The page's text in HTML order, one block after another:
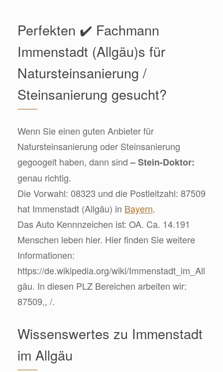
Perfekten ✔️ Fachmann
Immenstadt (Allgäu)s für
Natursteinsanierung /
Steinsanierung gesucht?
Wenn Sie einen guten Anbieter für
Natursteinsanierung oder Steinsanierung
gegoogelt haben, dann sind– Stein-Doktor:
genau richtig.
Die Vorwahl: 08323 und die Postleitzahl: 87509
hat Immenstadt (Allgäu) in Bayern.
Das Auto Kennnzeichen ist: OA. Ca. 14.191
Menschen leben hier. Hier finden Sie weitere
Informationen:
https://de.wikipedia.org/wiki/Immenstadt_im_All
gäu. In diesen PLZ Bereichen arbeiten wir:
87509,, /.
Wissenswertes zu Immenstadt
im Allgäu